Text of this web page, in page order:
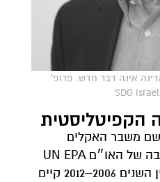
אינה דבר חדש. פרופ'
הקפיטליסטית
משבר האקלים
העסיקו את תוכנית הסביבה של האו״ם UN EPA
במשך יותר מ-50 שנה. בין השנים 2006–2012 קיים